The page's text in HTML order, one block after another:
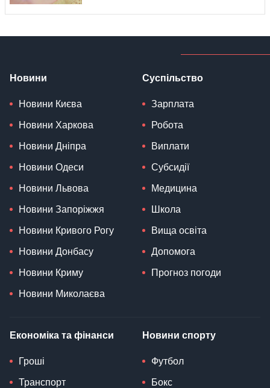
Новини
Новини Києва
Новини Харкова
Новини Дніпра
Новини Одеси
Новини Львова
Новини Запоріжжя
Новини Кривого Рогу
Новини Донбасу
Новини Криму
Новини Миколаєва
Суспільство
Зарплата
Робота
Виплати
Субсидії
Медицина
Школа
Вища освіта
Допомога
Прогноз погоди
Економіка та фінанси
Гроші
Транспорт
Новини спорту
Футбол
Бокс